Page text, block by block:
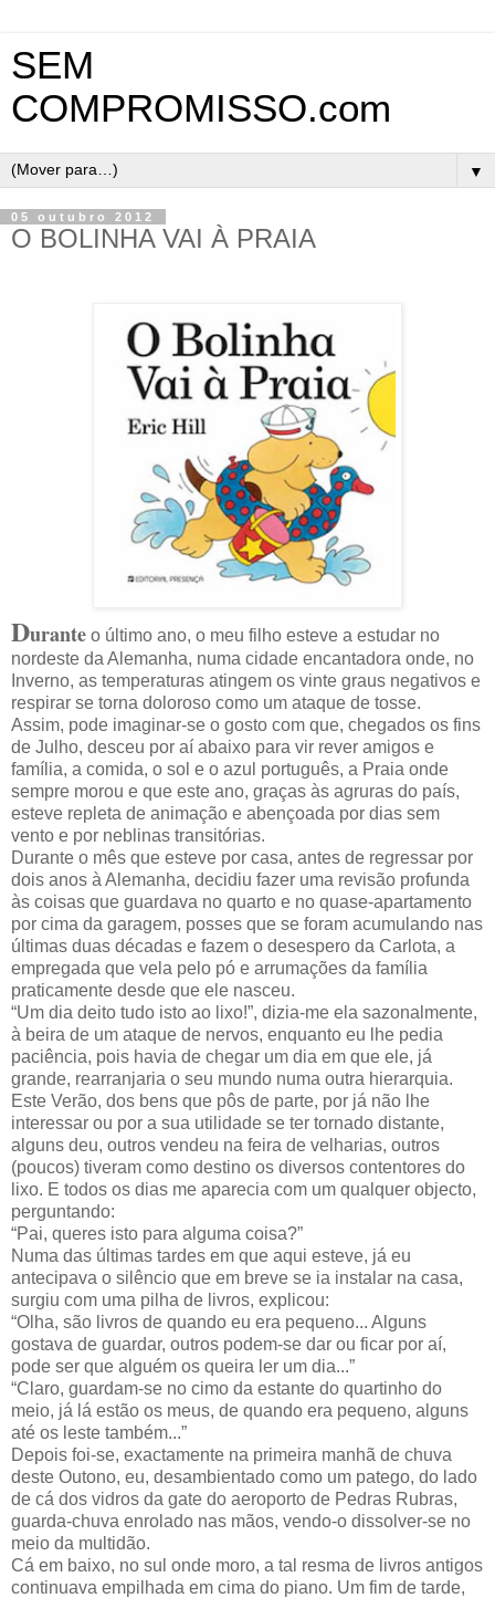
SEM
COMPROMISSO.com
▼
05 outubro 2012
O BOLINHA VAI À PRAIA
Durante o último ano, o meu filho esteve a estudar no
nordeste da Alemanha, numa cidade encantadora onde, no
Inverno, as temperaturas atingem os vinte graus negativos e
respirar se torna doloroso como um ataque de tosse.
Assim, pode imaginar-se o gosto com que, chegados os fins
de Julho, desceu por aí abaixo para vir rever amigos e
família, a comida, o sol e o azul português, a Praia onde
sempre morou e que este ano, graças às agruras do país,
esteve repleta de animação e abençoada por dias sem
vento e por neblinas transitórias.
Durante o mês que esteve por casa, antes de regressar por
dois anos à Alemanha, decidiu fazer uma revisão profunda
às coisas que guardava no quarto e no quase-apartamento
por cima da garagem, posses que se foram acumulando nas
últimas duas décadas e fazem o desespero da Carlota, a
empregada que vela pelo pó e arrumações da família
praticamente desde que ele nasceu.
“Um dia deito tudo isto ao lixo!”, dizia-me ela sazonalmente,
à beira de um ataque de nervos, enquanto eu lhe pedia
paciência, pois havia de chegar um dia em que ele, já
grande, rearranjaria o seu mundo numa outra hierarquia.
Este Verão, dos bens que pôs de parte, por já não lhe
interessar ou por a sua utilidade se ter tornado distante,
alguns deu, outros vendeu na feira de velharias, outros
(poucos) tiveram como destino os diversos contentores do
lixo. E todos os dias me aparecia com um qualquer objecto,
perguntando:
“Pai, queres isto para alguma coisa?”
Numa das últimas tardes em que aqui esteve, já eu
antecipava o silêncio que em breve se ia instalar na casa,
surgiu com uma pilha de livros, explicou:
“Olha, são livros de quando eu era pequeno... Alguns
gostava de guardar, outros podem-se dar ou ficar por aí,
pode ser que alguém os queira ler um dia...”
“Claro, guardam-se no cimo da estante do quartinho do
meio, já lá estão os meus, de quando era pequeno, alguns
até os leste também...”
Depois foi-se, exactamente na primeira manhã de chuva
deste Outono, eu, desambientado como um patego, do lado
de cá dos vidros da gate do aeroporto de Pedras Rubras,
guarda-chuva enrolado nas mãos, vendo-o dissolver-se no
meio da multidão.
Cá em baixo, no sul onde moro, a tal resma de livros antigos
continuava empilhada em cima do piano. Um fim de tarde,